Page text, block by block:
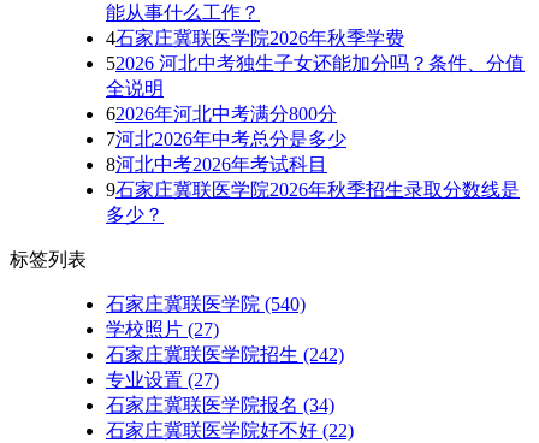
能从事什么工作？
4石家庄冀联医学院2026年秋季学费
52026 河北中考独生子女还能加分吗？条件、分值
全说明
62026年河北中考满分800分
7河北2026年中考总分是多少
8河北中考2026年考试科目
9石家庄冀联医学院2026年秋季招生录取分数线是
多少？
标签列表
石家庄冀联医学院 (540)
学校照片 (27)
石家庄冀联医学院招生 (242)
专业设置 (27)
石家庄冀联医学院报名 (34)
石家庄冀联医学院好不好 (22)